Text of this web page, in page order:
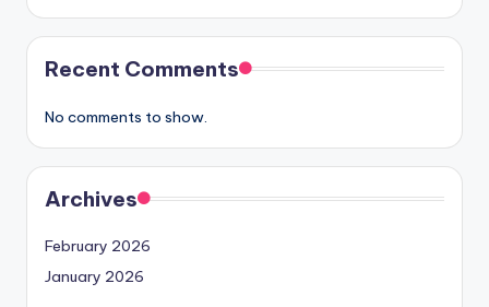
Recent Comments
No comments to show.
Archives
February 2026
January 2026